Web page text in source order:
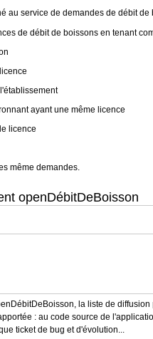
au service de demandes de débit de
de débit de boissons en tenant
ayant une même licence
licence
même demandes.
openDébitDeBoisson
la liste de diffusion
: au code source de
ticket de bug et d'évolution...